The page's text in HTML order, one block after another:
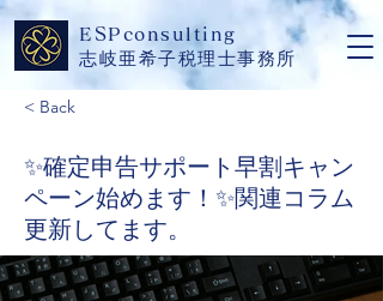
​ESPconsulting
志岐亜希子税理士事務所
< Back
✨確定申告サポート早割キャン
ペーン始めます！✨関連コラム
更新してます。